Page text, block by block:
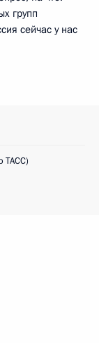
групп
сейчас у нас
ТАСС)